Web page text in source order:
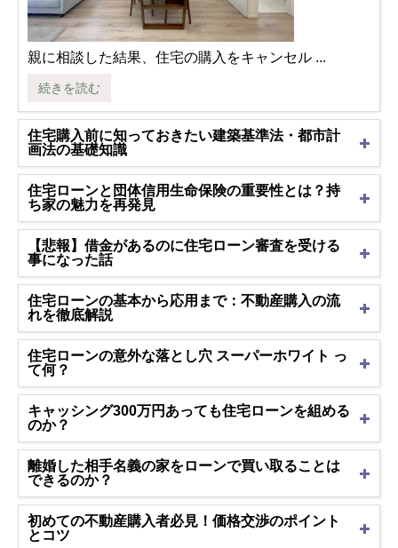
親に相談した結果、住宅の購入をキャンセル ...
続きを読む
住宅購入前に知っておきたい建築基準法・都市計
画法の基礎知識
住宅ローンと団体信用生命保険の重要性とは？持
ち家の魅力を再発見
【悲報】借金があるのに住宅ローン審査を受ける
事になった話
住宅ローンの基本から応用まで：不動産購入の流
れを徹底解説
住宅ローンの意外な落とし穴 スーパーホワイト っ
て何？
キャッシング300万円あっても住宅ローンを組める
のか？
離婚した相手名義の家をローンで買い取ることは
できるのか？
初めての不動産購入者必見！価格交渉のポイント
とコツ